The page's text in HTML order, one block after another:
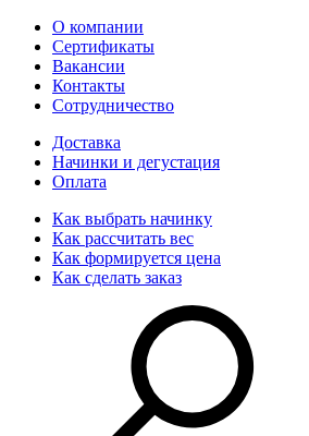
О компании
Сертификаты
Вакансии
Контакты
Сотрудничество
Доставка
Начинки и дегустация
Оплата
Как выбрать начинку
Как рассчитать вес
Как формируется цена
Как сделать заказ